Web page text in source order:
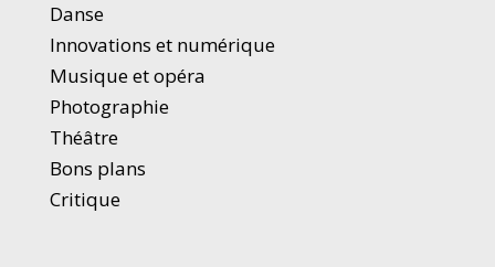
Danse
Innovations et numérique
Musique et opéra
Photographie
Théâtre
Bons plans
Critique